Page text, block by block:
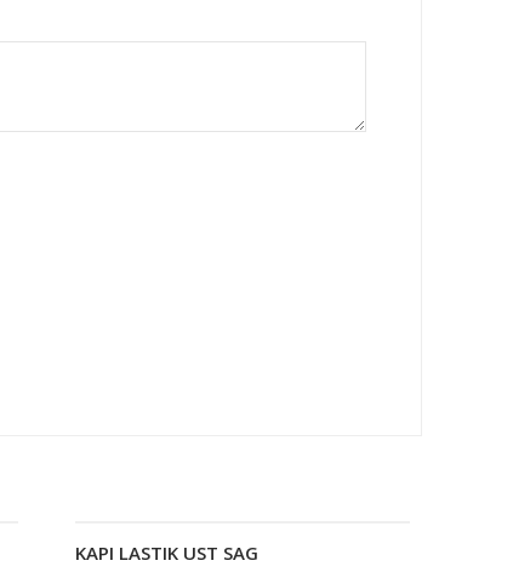
Devamını oku
KAPI LASTIK UST SAG